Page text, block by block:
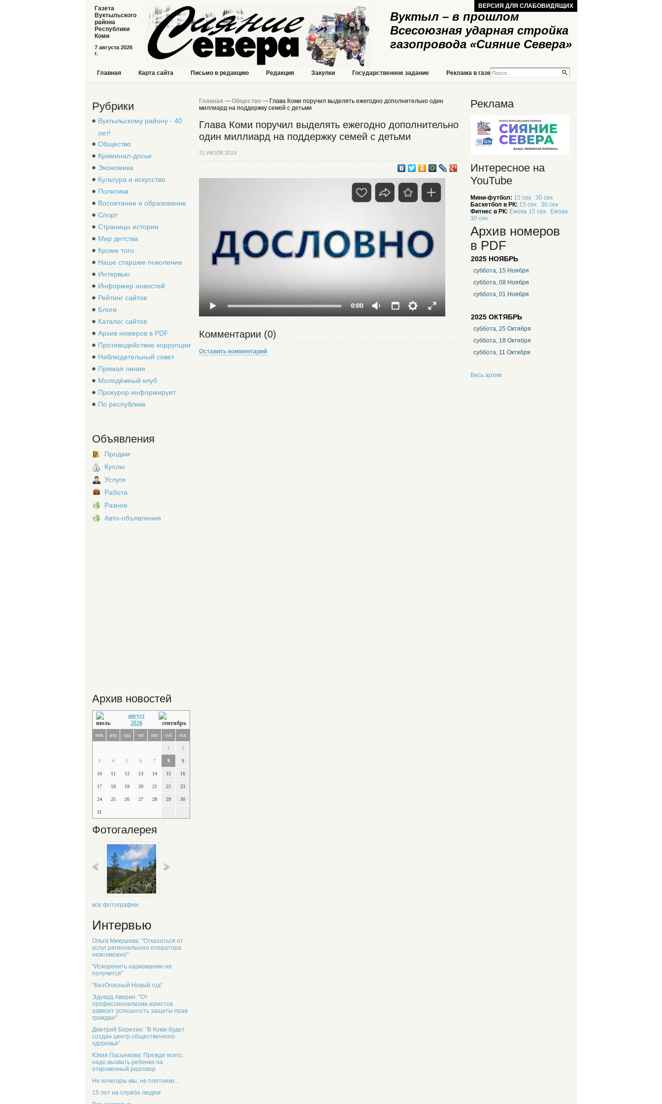
Вуктыл – в прошлом
Всесоюзная ударная стройка
газопровода «Сияние Севера»
7 августа 2026
г.
Газета
Вуктыльского
района
Республики
Коми
ВЕРСИЯ ДЛЯ СЛАБОВИДЯЩИХ
Главная Карта сайта Письмо в редакцию Редакция Закупки Государственное задание Реклама в газете Реклама на сайте
Рубрики
Вуктыльскому району - 40
лет!
Общество
Криминал-досье
Экономика
Культура и искусство
Политика
Воспитание и образование
Спорт
Страницы истории
Мир детства
Кроме того
Наше старшее поколение
Интервью
Информер новостей
Рейтинг сайтов
Блоги
Каталог сайтов
Архив номеров в PDF
Противодействие коррупции
Наблюдательный совет
Прямая линия
Молодёжный клуб
Прокурор информирует
По республике
Объявления
Продам
Куплю
Услуги
Работа
Разное
Авто-объявления
Архив новостей
август
2026
пон втр срд чет пят суб вск
1 2
3 4 5 6 7 8 9
10 11 12 13 14 15 16
17 18 19 20 21 22 23
24 25 26 27 28 29 30
31
Фотогалерея
все фотографии
Интервью
Ольга Микушева: "Отказаться от
услуг регионального оператора
невозможно"
"Искоренить наркоманию не
получится"
"БезОпасный Новый год"
Эдуард Аверин: "От
профессионализма юристов
зависит успешность защиты прав
граждан"
Дмитрий Березин: "В Коми будет
создан центр общественного
здоровья"
Юлия Пасынкова: Прежде всего,
надо вызвать ребенка на
откровенный разговор
Не кочегары мы, не плотники...
15 лет на службе людям
Главная Общество
Глава Коми поручил выделять ежегодно дополнительно один
миллиард на поддержку семей с детьми
Глава Коми поручил выделять ежегодно дополнительно
один миллиард на поддержку семей с детьми
31 ИЮЛЯ 2019
Комментарии (0)
Оставить комментарий
Реклама
Интересное на
YouTube
Мини-футбол: 15 сек
30 сек
Баскетбол в РК: 15 сек
30 сек
Фитнес в РК: Ежова 15 сек
Ежова
30 сек
Архив номеров
в PDF
2025 НОЯБРЬ
суббота, 15 Ноября
суббота, 08 Ноября
суббота, 01 Ноября
2025 ОКТЯБРЬ
суббота, 25 Октября
суббота, 18 Октября
суббота, 11 Октября
Весь архив